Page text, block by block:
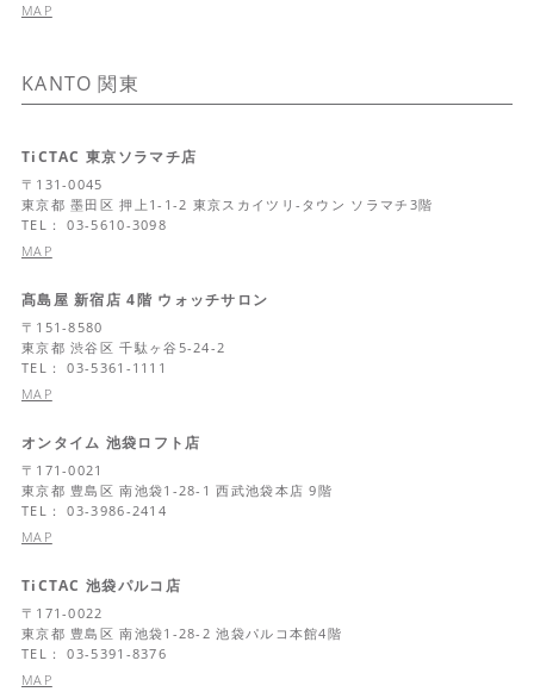
MAP
KANTO 関東
TiCTAC 東京ソラマチ店
〒 131-0045
東京都墨田区 押上1-1-2 東京スカイツリ-タウン ソラマチ3階
TEL： 03-5610-3098
MAP
髙島屋 新宿店 4階 ウォッチサロン
〒 151-8580
東京都渋谷区 千駄ヶ谷5-24-2
TEL： 03-5361-1111
MAP
オンタイム 池袋ロフト店
〒 171-0021
東京都 豊島区 南池袋1-28-1 西武池袋本店 9階
TEL： 03-3986-2414
MAP
TiCTAC 池袋パルコ店
〒 171-0022
東京都 豊島区 南池袋1-28-2 池袋パルコ本館4階
TEL： 03-5391-8376
MAP